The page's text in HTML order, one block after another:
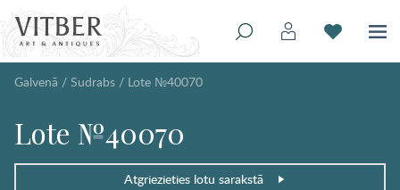
Galvenā / Sudrabs / Lote №40070
Lote №40070
Atgriezieties lotu sarakstā